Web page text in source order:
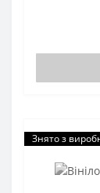
Знято з